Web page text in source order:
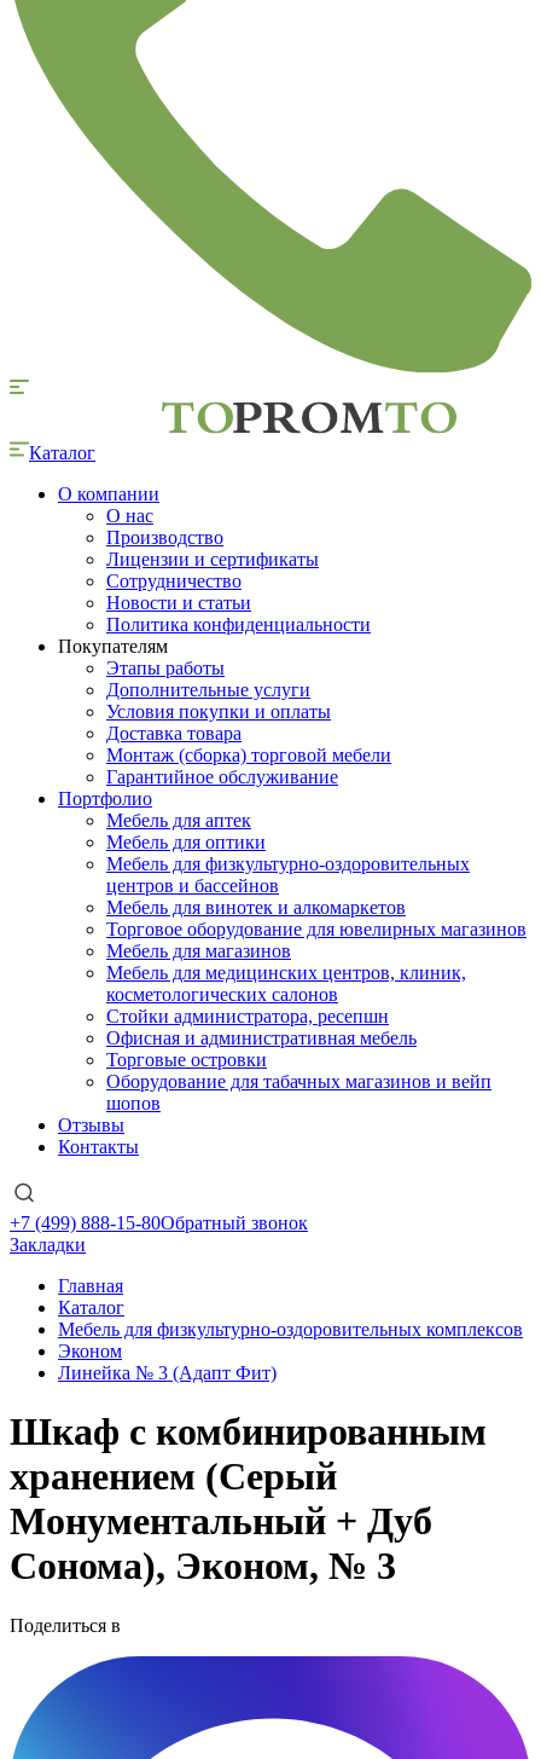
Каталог
О компании
О нас
Производство
Лицензии и сертификаты
Сотрудничество
Новости и статьи
Политика конфиденциальности
Покупателям
Этапы работы
Дополнительные услуги
Условия покупки и оплаты
Доставка товара
Монтаж (сборка) торговой мебели
Гарантийное обслуживание
Портфолио
Мебель для аптек
Мебель для оптики
Мебель для физкультурно-оздоровительных
центров и бассейнов
Мебель для винотек и алкомаркетов
Торговое оборудование для ювелирных магазинов
Мебель для магазинов
Мебель для медицинских центров, клиник,
косметологических салонов
Стойки администратора, ресепшн
Офисная и административная мебель
Торговые островки
Оборудование для табачных магазинов и вейп
шопов
Отзывы
Контакты
+7 (499) 888-15-80Обратный звонок
Закладки
Главная
Каталог
Мебель для физкультурно-оздоровительных комплексов
Эконом
Линейка № 3 (Адапт Фит)
Шкаф с комбинированным
хранением (Серый
Монументальный + Дуб
Сонома), Эконом, № 3
Поделиться в